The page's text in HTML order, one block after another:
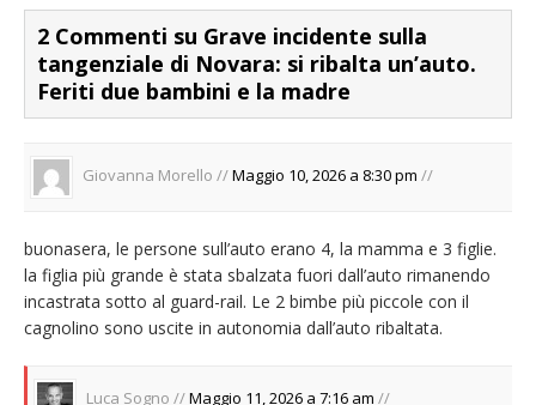
2 Commenti su Grave incidente sulla
tangenziale di Novara: si ribalta un’auto.
Feriti due bambini e la madre
Giovanna Morello //Maggio 10, 2026 a 8:30 pm //
buonasera, le persone sull’auto erano 4, la mamma e 3 figlie.
la figlia più grande è stata sbalzata fuori dall’auto rimanendo
incastrata sotto al guard-rail. Le 2 bimbe più piccole con il
cagnolino sono uscite in autonomia dall’auto ribaltata.
Luca Sogno //Maggio 11, 2026 a 7:16 am //